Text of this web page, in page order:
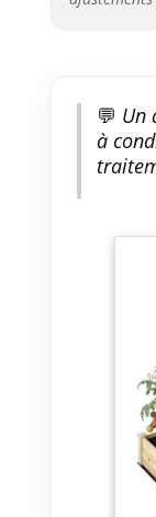
💬 Un
à